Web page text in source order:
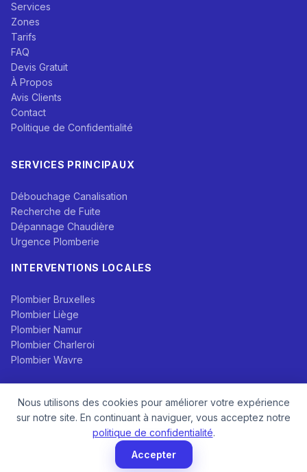
Services
Zones
Tarifs
FAQ
Devis Gratuit
À Propos
Avis Clients
Contact
Politique de Confidentialité
SERVICES PRINCIPAUX
Débouchage Canalisation
Recherche de Fuite
Dépannage Chaudière
Urgence Plomberie
INTERVENTIONS LOCALES
Plombier Bruxelles
Plombier Liège
Plombier Namur
Plombier Charleroi
Plombier Wavre
RÉSEAUX SOCIAUX
sur notre site. En continuant à naviguer, vous acceptez notre
politique de confidentialité.